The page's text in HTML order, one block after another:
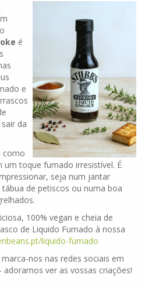
é
e
da
como
toque fumado irresistível. É
seja num jantar
de petiscos ou numa boa
100% vegan e cheia de
de Liquido Fumado à nossa
liquido-fumado
nos nas redes sociais em
ver as vossas criações!